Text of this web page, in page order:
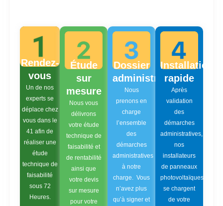
Rendez-
vous
Un de nos
experts se
déplace chez
vous dans le
41 afin de
réaliser une
étude
technique de
faisabilité
sous 72
Heures.
Étude
sur
mesure
Nous vous
délivrons
votre étude
technique de
faisabilité et
de rentabilité
ainsi que
votre devis
sur mesure
pour votre
Dossier
administratif
Nous
prenons en
charge
l’ensemble
des
démarches
administratives
à notre
charge. Vous
n’avez plus
qu’à signer et
Installation
rapide
Après
validation
des
démarches
administratives,
nos
installateurs
de panneaux
photovoltaïques
se chargent
de votre